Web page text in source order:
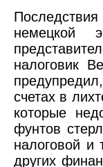
немецкой
налоговик
счетах в
которые
фунтов
налоговой и
других